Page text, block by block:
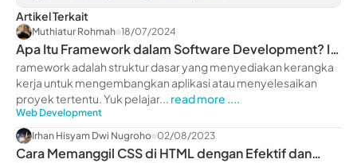
Artikel Terkait
Muthiatur Rohmah 18/07/2024
Apa Itu Framework dalam Software Development? Ini
Penjelasannya
ramework adalah struktur dasar yang menyediakan kerangka
kerja untuk mengembangkan aplikasi atau menyelesaikan
proyek tertentu. Yuk pelajar... read more ....
Web Development
Irhan Hisyam Dwi Nugroho 02/08/2023
Cara Memanggil CSS di HTML dengan Efektif dan